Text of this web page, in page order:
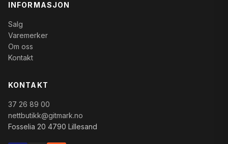
INFORMASJON
Salg
Varemerker
Om oss
Kontakt
KONTAKT
37 26 89 00
nettbutikk@gitmark.no
Fosselia 20 4790 Lillesand